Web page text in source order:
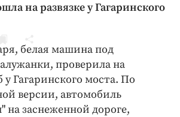
и ЖКХ
на развязке у Гагаринского
белая машина под
проверила на
у Гагаринского моста. По
версии, автомобиль
на заснеженной дороге,